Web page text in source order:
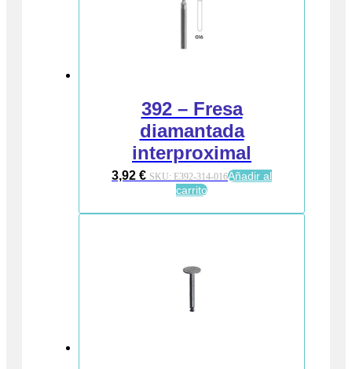
392 – Fresa
diamantada
interproximal
3,92 € SKU: E392-314-016Añadir al
carrito